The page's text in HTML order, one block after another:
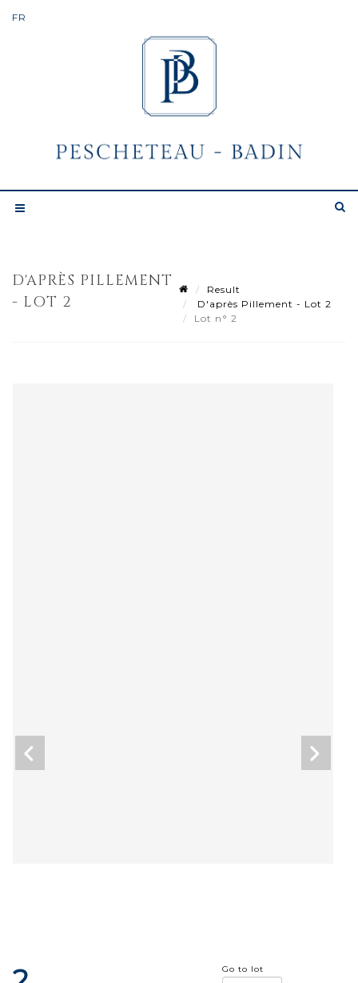
D'APRÈS PILLEMENT
- LOT 2
Result
D'après Pillement - Lot 2
Lot n° 2
Go to lot